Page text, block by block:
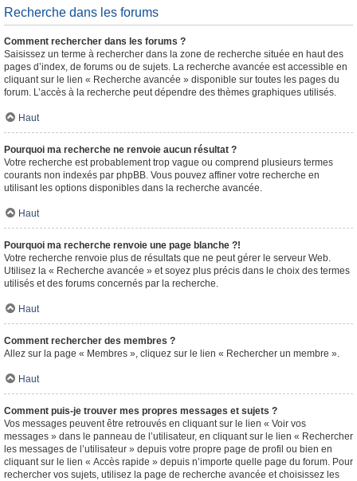
Recherche dans les forums
Comment rechercher dans les forums ?
Saisissez un terme à rechercher dans la zone de recherche située en haut des
pages d’index, de forums ou de sujets. La recherche avancée est accessible en
cliquant sur le lien « Recherche avancée » disponible sur toutes les pages du
forum. L’accès à la recherche peut dépendre des thèmes graphiques utilisés.
Haut
Pourquoi ma recherche ne renvoie aucun résultat ?
Votre recherche est probablement trop vague ou comprend plusieurs termes
courants non indexés par phpBB. Vous pouvez affiner votre recherche en
utilisant les options disponibles dans la recherche avancée.
Haut
Pourquoi ma recherche renvoie une page blanche ?!
Votre recherche renvoie plus de résultats que ne peut gérer le serveur Web.
Utilisez la « Recherche avancée » et soyez plus précis dans le choix des termes
utilisés et des forums concernés par la recherche.
Haut
Comment rechercher des membres ?
Allez sur la page « Membres », cliquez sur le lien « Rechercher un membre ».
Haut
Comment puis-je trouver mes propres messages et sujets ?
Vos messages peuvent être retrouvés en cliquant sur le lien « Voir vos
messages » dans le panneau de l’utilisateur, en cliquant sur le lien « Rechercher
les messages de l’utilisateur » depuis votre propre page de profil ou bien en
cliquant sur le lien « Accès rapide » depuis n’importe quelle page du forum. Pour
rechercher vos sujets, utilisez la page de recherche avancée et choisissez les